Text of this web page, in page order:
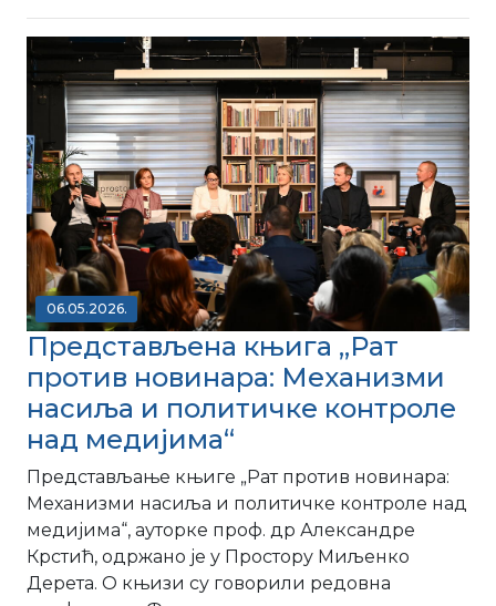
06.05.2026.
Представљена књига „Рат
против новинара: Механизми
насиља и политичке контроле
над медијима“
Представљање књиге „Рат против новинара:
Механизми насиља и политичке контроле над
медијима“, ауторке проф. др Александре
Крстић, одржано је у Простору Миљенко
Дерета. О књизи су говорили редовна